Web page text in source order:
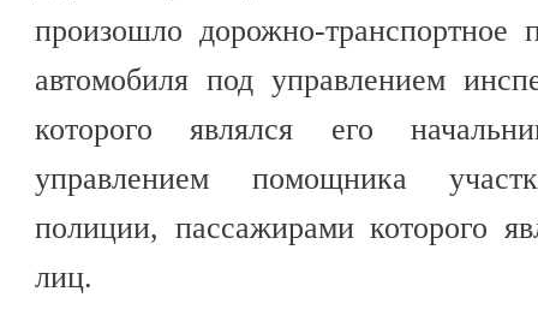
произошло дорожно-транспортное
автомобиля под управлением
которого являлся его
управлением помощника
полиции, пассажирами которого
лиц.